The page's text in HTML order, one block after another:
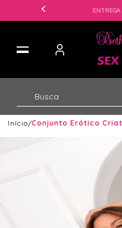
ENTREGA
Início Conjunto Erótico